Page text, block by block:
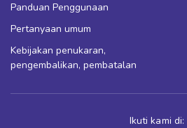
Panduan Penggunaan
Pertanyaan umum
Kebijakan penukaran,
pengembalikan, pembatalan
Ikuti kami di: